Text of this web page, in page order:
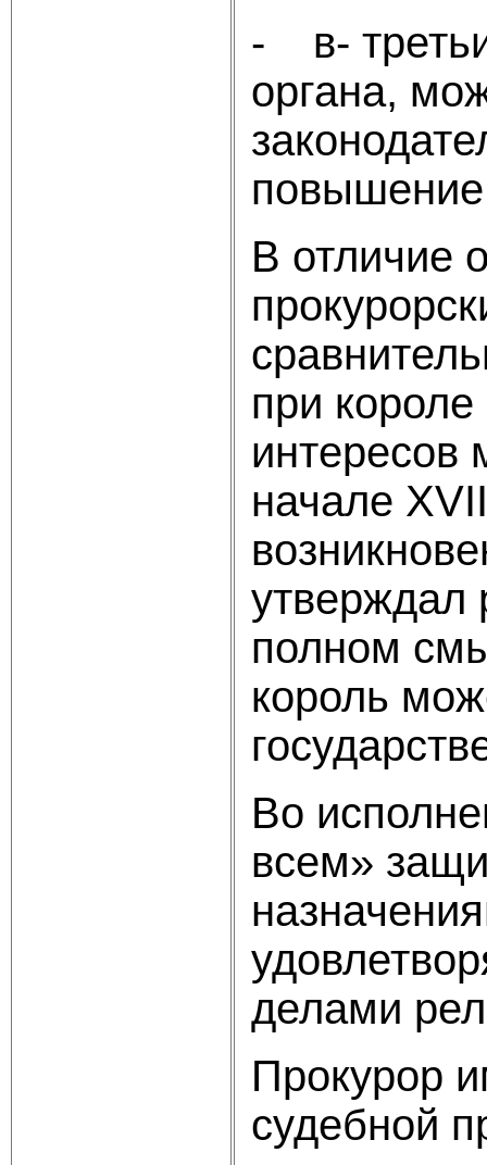
- в-
органа,
повышение
В отличие
при
интересов
начале
утверждал
полном
король
Во
всем»
делами
Прокурор
судебной